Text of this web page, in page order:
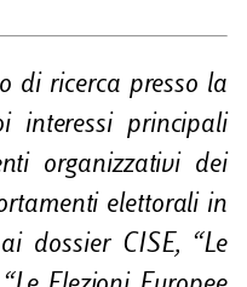
di ricerca presso la
interessi principali
organizzativi dei
elettorali in
dossier CISE, “Le